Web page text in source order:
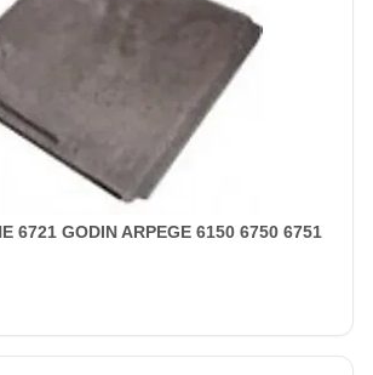
6721 GODIN ARPEGE 6150 6750 6751